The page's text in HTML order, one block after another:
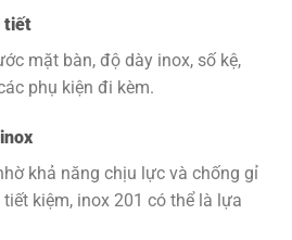
tiết
mặt bàn, độ dày inox, số kệ,
phụ kiện đi kèm.
khả năng chịu lực và chống gỉ
kiệm, inox 201 có thể là lựa